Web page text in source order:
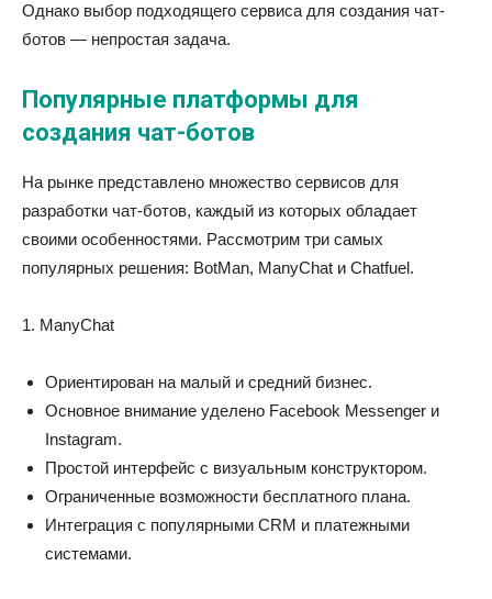
Однако выбор подходящего сервиса для создания чат-
ботов — непростая задача.
Популярные платформы для
создания чат-ботов
На рынке представлено множество сервисов для
разработки чат-ботов, каждый из которых обладает
своими особенностями. Рассмотрим три самых
популярных решения: BotMan, ManyChat и Chatfuel.
1. ManyChat
Ориентирован на малый и средний бизнес.
Основное внимание уделено Facebook Messenger и
Instagram.
Простой интерфейс с визуальным конструктором.
Ограниченные возможности бесплатного плана.
Интеграция с популярными CRM и платежными
системами.